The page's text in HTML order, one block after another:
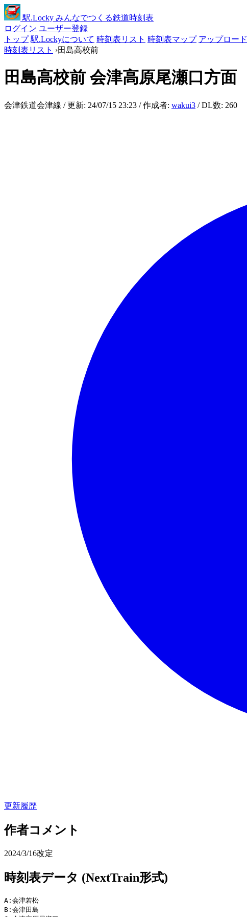
駅.Locky みんなでつくる鉄道時刻表
ログイン ユーザー登録
トップ 駅.Lockyについて 時刻表リスト 時刻表マップ アップロード
時刻表リスト ›田島高校前
田島高校前 会津高原尾瀬口方面
会津鉄道会津線 / 更新: 24/07/15 23:23 / 作成者: wakui3 / DL数: 260
更新履歴
作者コメント
2024/3/16改定
時刻表データ (NextTrain形式)
A:会津若松
B:会津田島